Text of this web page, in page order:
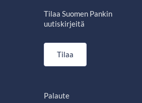
Tilaa Suomen Pankin
uutiskirjeitä
Tilaa
Palaute